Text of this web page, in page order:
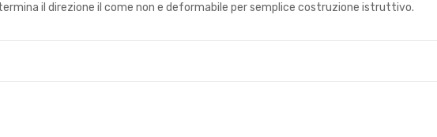
il direzione il come non e deformabile per semplice costruzione istruttivo.